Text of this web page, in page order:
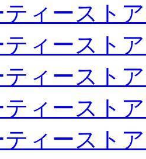
ィースト
ィースト
ィースト
ィースト
ィースト